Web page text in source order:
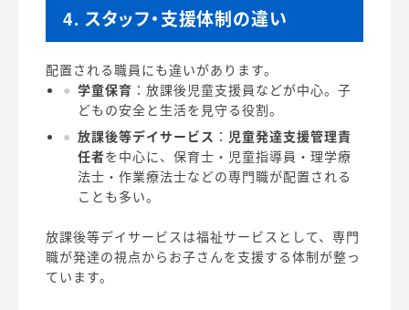
4. スタッフ・支援体制の違い
配置される職員にも違いがあります。
学童保育 ：放課後児童支援員などが中心。子
どもの安全と生活を見守る役割。
放課後等デイサービス ： 児童発達支援管理責
任者を中心に、保育士・児童指導員・理学療
法士・作業療法士などの専門職が配置される
ことも多い。
放課後等デイサービスは福祉サービスとして、専門
職が発達の視点からお子さんを支援する体制が整っ
ています。